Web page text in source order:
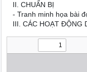
II. CHUẨN BỊ
- Tranh minh họa bài
III. CÁC HOẠT ĐỘNG